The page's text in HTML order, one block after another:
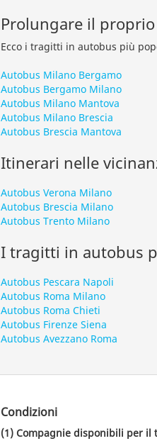
Prolungare il
Ecco i tragitti in autobus più
Autobus Milano Bergamo
Autobus Bergamo Milano
Autobus Milano Mantova
Autobus Milano Brescia
Autobus Brescia Mantova
Itinerari nelle
Autobus Verona Milano
Autobus Brescia Milano
Autobus Trento Milano
I tragitti in autobus
Autobus Pescara Napoli
Autobus Roma Milano
Autobus Roma Chieti
Autobus Firenze Siena
Autobus Avezzano Roma
Condizioni
(1) Compagnie disponibili per il